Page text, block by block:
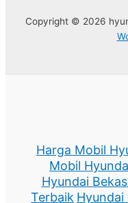
Copyright © 2026
Harga Mobil
Mobil
Hyundai
Terbaik Hyundai